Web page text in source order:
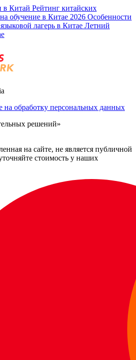
в Китай Рейтинг китайских
обучение в Китае 2026 Особенности
лагерь в Китае Летний
на обработку персональных данных
решений»
на сайте, не является публичной
стоимость у наших